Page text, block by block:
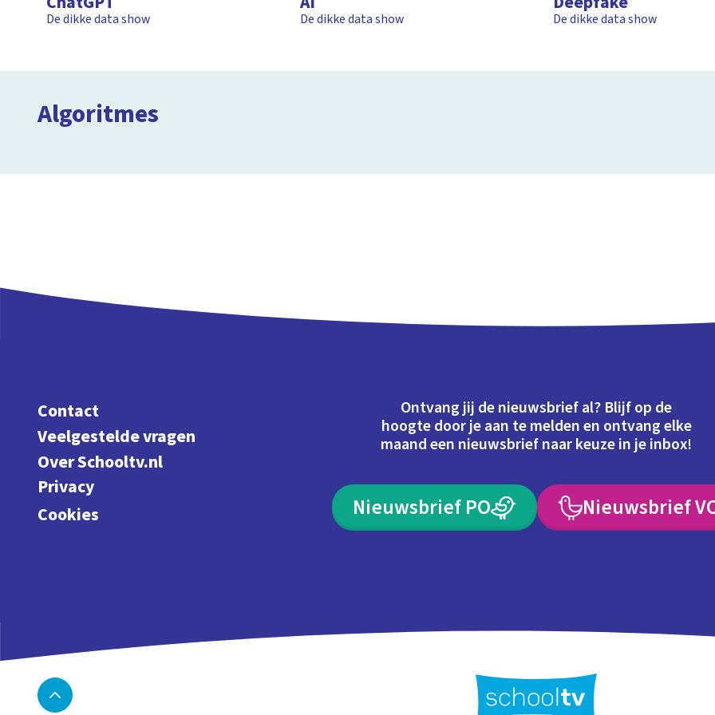
De dikke data show De dikke data show De dikke data show
Algoritmes
Clipphanger
Contact
Veelgestelde vragen
Over Schooltv.nl
Privacy
Cookies
Ontvang jij de nieuwsbrief al? Blijf op de
hoogte door je aan te melden en ontvang elke
maand een nieuwsbrief naar keuze in je inbox!
Nieuwsbrief PO Nieuwsbrief